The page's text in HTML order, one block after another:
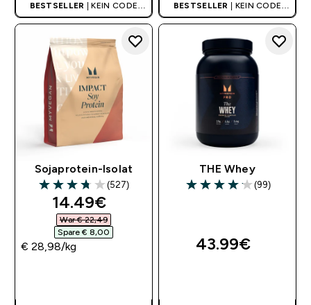
BESTSELLER
| KEIN CODE
BENÖTIGT
BESTSELLER
| KEIN CODE
BENÖTIGT
Sojaprotein-Isolat
3.74 out of 5 stars
(527)
discounted price
14.49€‎
War € 22,49‎
Spare € 8,00‎
€ 28,98‎/kg
THE Whey
4.14 out of 5 stars
(99)
43.99€‎